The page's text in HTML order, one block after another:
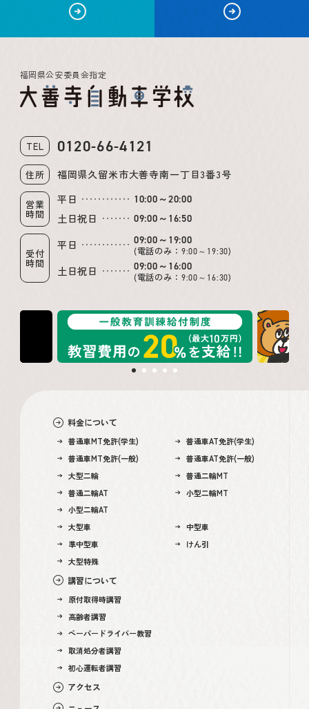
福岡県公安委員会指定
TEL 0120-66-4121
住所 福岡県久留米市大善寺南一丁目3番3号
営業
時間
平日 10:00～20:00
土日祝日 09:00～16:50
受付
時間
平日 09:00～19:00
(電話のみ： 9:00～19:30)
土日祝日 09:00～16:00
(電話のみ： 9:00～16:30)
料金について
普通車MT免許(学生)
大型二輪
大型車
普通車AT免許(学生)
普通二輪MT
中型車
普通車MT免許(一般)
普通二輪AT
準中型車
普通車AT免許(一般)
小型二輪MT
けん引
小型二輪AT
大型特殊
講習について
原付取得時講習
高齢者講習
ペーパードライバー教習
取消処分者講習
初心運転者講習
アクセス